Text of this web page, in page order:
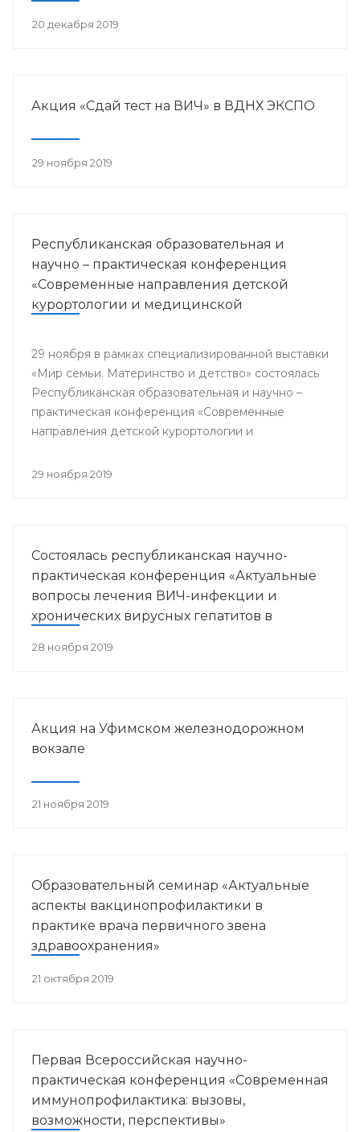
20 декабря 2019
Акция «Сдай тест на ВИЧ» в ВДНХ ЭКСПО
29 ноября 2019
Республиканская образовательная и
научно – практическая конференция
«Современные направления детской
курортологии и медицинской
29 ноября в рамках специализированной выставки
«Мир семьи. Материнство и детство» состоялась
Республиканская образовательная и научно –
практическая конференция «Современные
направления детской курортологии и
29 ноября 2019
Состоялась республиканская научно-
практическая конференция «Актуальные
вопросы лечения ВИЧ-инфекции и
хронических вирусных гепатитов в
28 ноября 2019
Акция на Уфимском железнодорожном
вокзале
21 ноября 2019
Образовательный семинар «Актуальные
аспекты вакцинопрофилактики в
практике врача первичного звена
здравоохранения»
21 октября 2019
Первая Всероссийская научно-
практическая конференция «Современная
иммунопрофилактика: вызовы,
возможности, перспективы»